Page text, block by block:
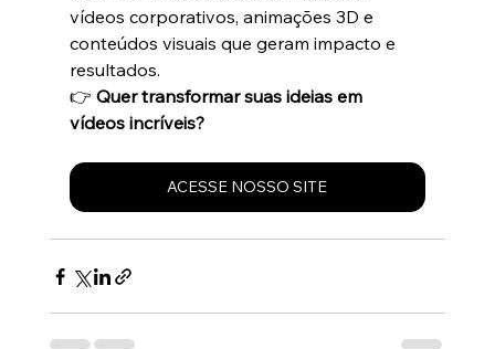
vídeos corporativos, animações 3D e
conteúdos visuais que geram impacto e
resultados.
👉 Quer transformar suas ideias em
vídeos incríveis?
ACESSE NOSSO SITE